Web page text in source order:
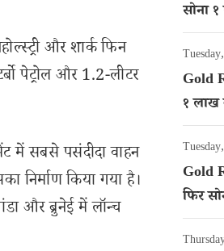
और शार्क फिन
पेट्रोल और 1.2-लीटर
में सबसे पसंदीदा वाहन
निर्माण किया गया है।
और ब्रुनेई में लॉन्च
सोना
गोल्ड
Gold
१
गोल्ड
Gold
फिर
कैरेट